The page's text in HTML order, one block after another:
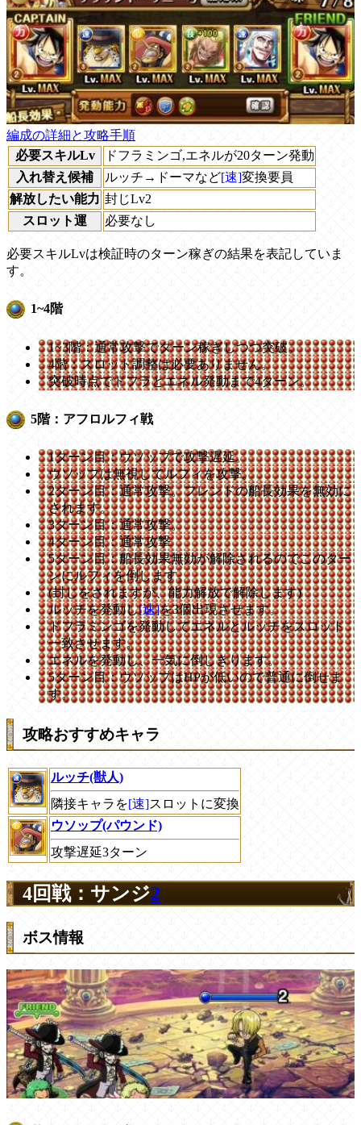
編成の詳細と攻略手順
必要スキルLv
ドフラミンゴ,エネルが20ターン発動
入れ替え候補
ルッチ→ドーマなど[速]変換要員
解放したい能力 封じLv2
スロット運
必要なし
必要スキルLvは検証時のターン稼ぎの結果を表記していま
す。
1~4階
1~3階：通常攻撃でターン稼ぎしつつ突破。
4階：スロット調整は必要ありません。
突破時点でドフラとエネル発動まで4ターン。
5階：アフロルフィ戦
1ターン目：ウソップで攻撃遅延。
ウソップは無視してルフィを攻撃。
2ターン目：通常攻撃。フレンドの船長効果を無効に
されます。
3ターン目：通常攻撃。
4ターン目：通常攻撃
5ターン目：船長効果無効が解除されるのでこのター
ンにルフィを倒します。
(封じをされますが、能力解放で解除します)
ルッチを発動し[速]を3個出現させます。
ドフラミンゴを発動してエネルとルッチをスロット
一致させます。
エネルを発動し、一気に倒しきります。
5ターン目：ウソップはHPが低いので普通に倒せま
す。
攻略おすすめキャラ
ルッチ(獣人)
隣接キャラを[速]スロットに変換
ウソップ(パウンド)
攻撃遅延3ターン
4回戦：サンジ2
ボス情報